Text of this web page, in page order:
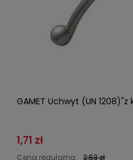
GAMET Uchwyt (UN
1,71 zł
Cena regularna: 2,53 zł